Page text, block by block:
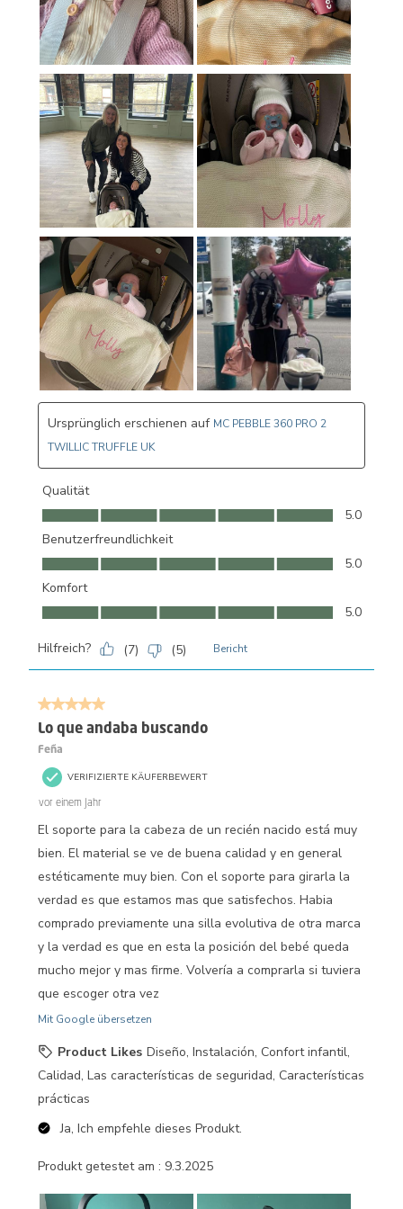
Ursprünglich erschienen auf MC PEBBLE 360 PRO 2
TWILLIC TRUFFLE UK
Qualität
Qualität, 5.0 von 5
5.0
Benutzerfreundlichkeit
Benutzerfreundlichkeit, 5.0 von 5
5.0
Komfort
Komfort, 5.0 von 5
5.0
Hilfreich? (7) (5) Bericht
5 von 5 Sternen.
Lo que andaba buscando
Feña
VERIFIZIERTE KÄUFERBEWERT
vor einem Jahr
El soporte para la cabeza de un recién nacido está muy
bien. El material se ve de buena calidad y en general
estéticamente muy bien. Con el soporte para girarla la
verdad es que estamos mas que satisfechos. Habia
comprado previamente una silla evolutiva de otra marca
y la verdad es que en esta la posición del bebé queda
mucho mejor y mas firme. Volvería a comprarla si tuviera
que escoger otra vez
Mit Google übersetzen
Product Likes Diseño, Instalación, Confort infantil,
Calidad, Las características de seguridad, Características
prácticas
Ja, Ich empfehle dieses Produkt.
Produkt getestet am : 9.3.2025